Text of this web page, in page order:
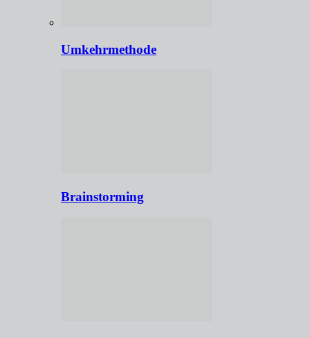
Umkehrmethode
Brainstorming